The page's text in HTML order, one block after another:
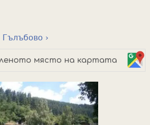
Гълъбово ›
място на картата